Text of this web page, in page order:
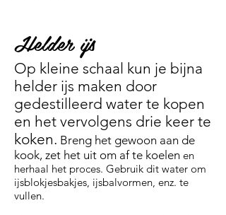
Helder ijs
Op kleine schaal kun je bijna
helder ijs maken door
gedestilleerd water te kopen
en het vervolgens drie keer te
koken. Breng het gewoon aan de
kook, zet het uit om af te koelen en
herhaal het proces. Gebruik dit water om
ijsblokjesbakjes, ijsbalvormen, enz. te
vullen.